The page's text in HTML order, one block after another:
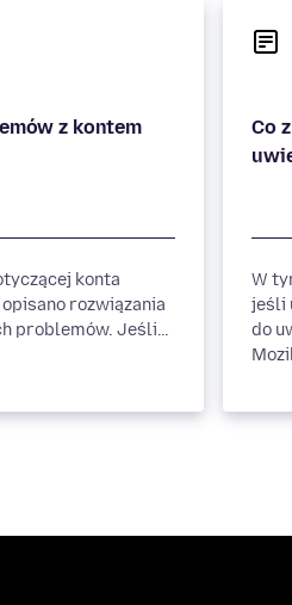
z kontem
konta
rozwiązania
problemów. Jeśli
Co
W
jeśli
do